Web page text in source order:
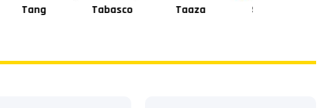
Tabasco Taaza Square